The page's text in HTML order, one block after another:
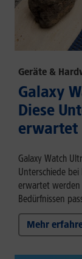
Geräte &
Galaxy
Diese
erwartet
Galaxy Watch
Unterschiede
erwartet werden
Bedürfnissen
Mehr